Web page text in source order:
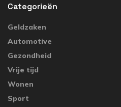
Categorieën
Geldzaken
Automotive
Gezondheid
Vrije tijd
Wonen
Sport